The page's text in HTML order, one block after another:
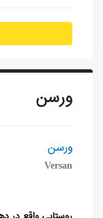
ورسن
ورسن
Versan